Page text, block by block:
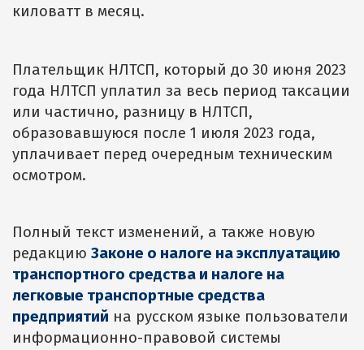
киловатт в месяц.
Плательщик НЛТСП, который до 30 июня 2023
года НЛТСП уплатил за весь период таксации
или частично, разницу в НЛТСП,
образовавшуюся после 1 июля 2023 года,
уплачивает перед очередным техническим
осмотром.
Полный текст изменений, а также новую
редакцию Законе о налоге на эксплуатацию
транспортного средства и налоге на
легковые транспортные средства
предприятий на русском языке пользователи
информационно-правовой системы